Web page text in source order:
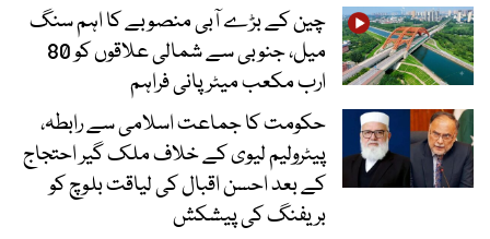
چین کے بڑے آبی منصوبے کا اہم سنگ
میل، جنوبی سے شمالی علاقوں کو 80
ارب مکعب میٹر پانی فراہم
حکومت کا جماعت اسلامی سے رابطہ،
پیٹرولیم لیوی کے خلاف ملک گیر احتجاج
کے بعد احسن اقبال کی لیاقت بلوچ کو
بریفنگ کی پیشکش